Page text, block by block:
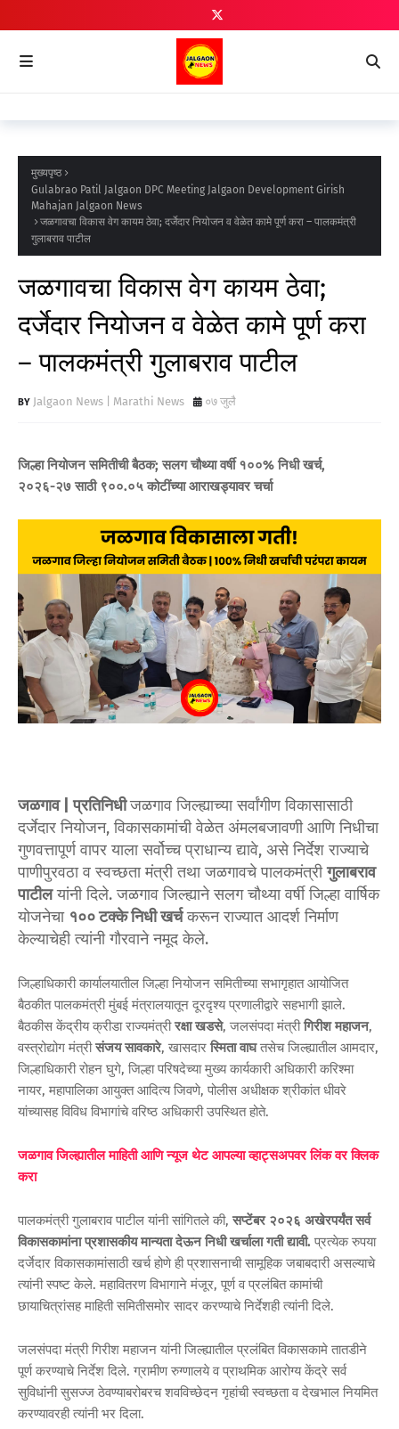
मुख्यपृष्ठ
Gulabrao Patil Jalgaon DPC Meeting Jalgaon Development Girish
Mahajan Jalgaon News
जळगावचा विकास वेग कायम ठेवा; दर्जेदार नियोजन व वेळेत कामे पूर्ण करा – पालकमंत्री
गुलाबराव पाटील
जळगावचा विकास वेग कायम ठेवा;
दर्जेदार नियोजन व वेळेत कामे पूर्ण करा
– पालकमंत्री गुलाबराव पाटील
Jalgaon News | Marathi News ०७ जुलै
जिल्हा नियोजन समितीची बैठक; सलग चौथ्या वर्षी १००% निधी खर्च,
२०२६-२७ साठी ९००.०५ कोटींच्या आराखड्यावर चर्चा
जळगाव | प्रतिनिधीजळगाव जिल्ह्याच्या सर्वांगीण विकासासाठी
दर्जेदार नियोजन, विकासकामांची वेळेत अंमलबजावणी आणि निधीचा
गुणवत्तापूर्ण वापर याला सर्वोच्च प्राधान्य द्यावे, असे निर्देश राज्याचे
पाणीपुरवठा व स्वच्छता मंत्री तथा जळगावचे पालकमंत्रीगुलाबराव
पाटीलयांनी दिले. जळगाव जिल्ह्याने सलग चौथ्या वर्षी जिल्हा वार्षिक
योजनेचा १०० टक्के निधी खर्चकरून राज्यात आदर्श निर्माण
केल्याचेही त्यांनी गौरवाने नमूद केले.
जिल्हाधिकारी कार्यालयातील जिल्हा नियोजन समितीच्या सभागृहात आयोजित
बैठकीत पालकमंत्री मुंबई मंत्रालयातून दूरदृश्य प्रणालीद्वारे सहभागी झाले.
बैठकीस केंद्रीय क्रीडा राज्यमंत्रीरक्षा खडसे, जलसंपदा मंत्रीगिरीश महाजन,
वस्त्रोद्योग मंत्रीसंजय सावकारे, खासदार स्मिता वाघतसेच जिल्ह्यातील आमदार,
जिल्हाधिकारी रोहन घुगे, जिल्हा परिषदेच्या मुख्य कार्यकारी अधिकारी करिश्मा
नायर, महापालिका आयुक्त आदित्य जिवणे, पोलीस अधीक्षक श्रीकांत धीवरे
यांच्यासह विविध विभागांचे वरिष्ठ अधिकारी उपस्थित होते.
जळगाव जिल्ह्यातील माहिती आणि न्यूज थेट आपल्या व्हाट्सअपवर लिंक वर क्लिक
करा
पालकमंत्री गुलाबराव पाटील यांनी सांगितले की, सप्टेंबर २०२६ अखेरपर्यंत सर्व
विकासकामांना प्रशासकीय मान्यता देऊन निधी खर्चाला गती द्यावी. प्रत्येक रुपया
दर्जेदार विकासकामांसाठी खर्च होणे ही प्रशासनाची सामूहिक जबाबदारी असल्याचे
त्यांनी स्पष्ट केले. महावितरण विभागाने मंजूर, पूर्ण व प्रलंबित कामांची
छायाचित्रांसह माहिती समितीसमोर सादर करण्याचे निर्देशही त्यांनी दिले.
जलसंपदा मंत्री गिरीश महाजन यांनी जिल्ह्यातील प्रलंबित विकासकामे तातडीने
पूर्ण करण्याचे निर्देश दिले. ग्रामीण रुग्णालये व प्राथमिक आरोग्य केंद्रे सर्व
सुविधांनी सुसज्ज ठेवण्याबरोबरच शवविच्छेदन गृहांची स्वच्छता व देखभाल नियमित
करण्यावरही त्यांनी भर दिला.